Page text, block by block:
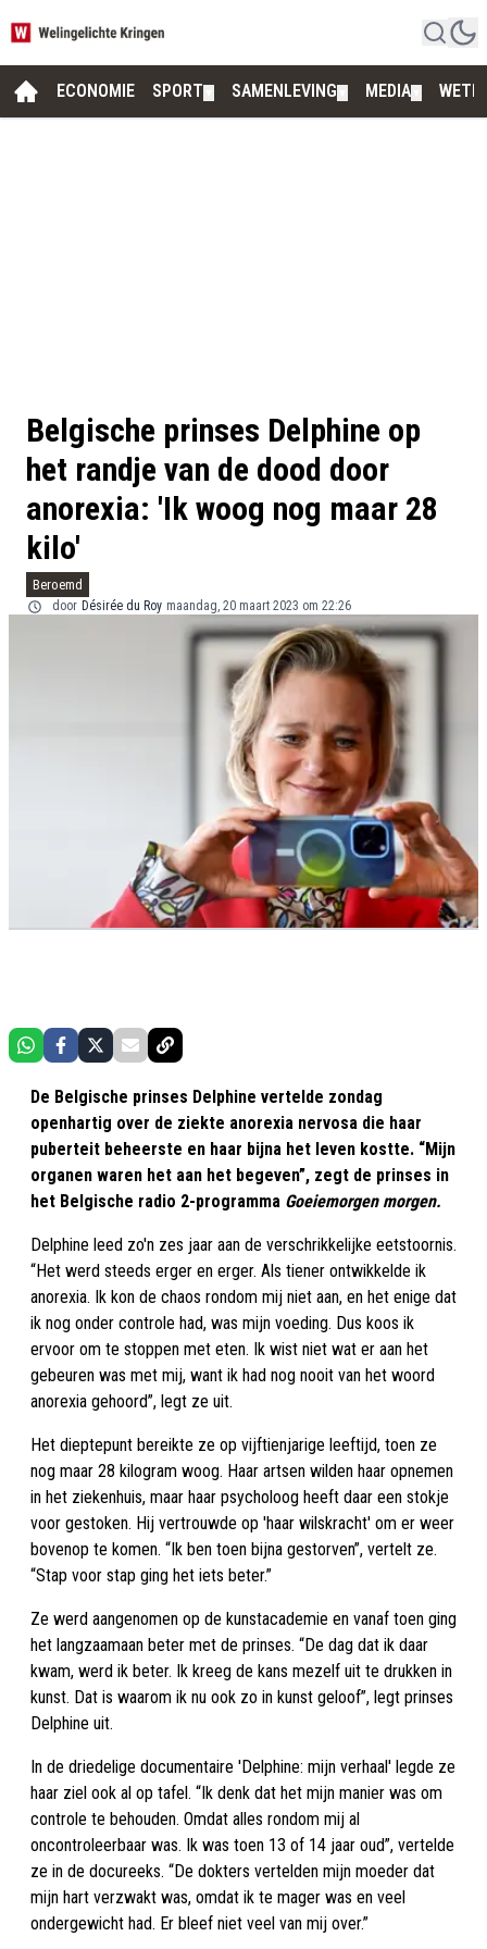
ECONOMIE SPORT SAMENLEVING MEDIA
Belgische prinses Delphine op
het randje van de dood door
anorexia: 'Ik woog nog maar 28
kilo'
Beroemd
door Désirée du Roy maandag, 20 maart 2023 om 22:26
De Belgische prinses Delphine vertelde zondag
openhartig over de ziekte anorexia nervosa die haar
puberteit beheerste en haar bijna het leven kostte. “Mijn
organen waren het aan het begeven”, zegt de prinses in
het Belgische radio 2-programma Goeiemorgen morgen.
Delphine leed zo'n zes jaar aan de verschrikkelijke eetstoornis.
“Het werd steeds erger en erger. Als tiener ontwikkelde ik
anorexia. Ik kon de chaos rondom mij niet aan, en het enige dat
ik nog onder controle had, was mijn voeding. Dus koos ik
ervoor om te stoppen met eten. Ik wist niet wat er aan het
gebeuren was met mij, want ik had nog nooit van het woord
anorexia gehoord”, legt ze uit.
Het dieptepunt bereikte ze op vijftienjarige leeftijd, toen ze
nog maar 28 kilogram woog. Haar artsen wilden haar opnemen
in het ziekenhuis, maar haar psycholoog heeft daar een stokje
voor gestoken. Hij vertrouwde op 'haar wilskracht' om er weer
bovenop te komen. “Ik ben toen bijna gestorven”, vertelt ze.
“Stap voor stap ging het iets beter.”
Ze werd aangenomen op de kunstacademie en vanaf toen ging
het langzaamaan beter met de prinses. “De dag dat ik daar
kwam, werd ik beter. Ik kreeg de kans mezelf uit te drukken in
kunst. Dat is waarom ik nu ook zo in kunst geloof”, legt prinses
Delphine uit.
In de driedelige documentaire 'Delphine: mijn verhaal' legde ze
haar ziel ook al op tafel. “Ik denk dat het mijn manier was om
controle te behouden. Omdat alles rondom mij al
oncontroleerbaar was. Ik was toen 13 of 14 jaar oud”, vertelde
ze in de docureeks. “De dokters vertelden mijn moeder dat
mijn hart verzwakt was, omdat ik te mager was en veel
ondergewicht had. Er bleef niet veel van mij over.”